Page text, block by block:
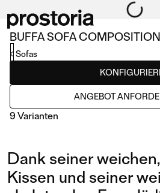
BUFFA SOFA
ANGEBOT
9 Varianten
Sofas
Dank seiner
Kissen und seiner